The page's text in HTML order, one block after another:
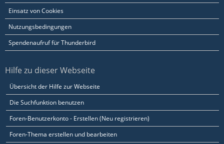
Einsatz von Cookies
Nutzungsbedingungen
Spendenaufruf für Thunderbird
Hilfe zu dieser Webseite
Übersicht der Hilfe zur Webseite
Die Suchfunktion benutzen
Foren-Benutzerkonto - Erstellen (Neu registrieren)
Foren-Thema erstellen und bearbeiten